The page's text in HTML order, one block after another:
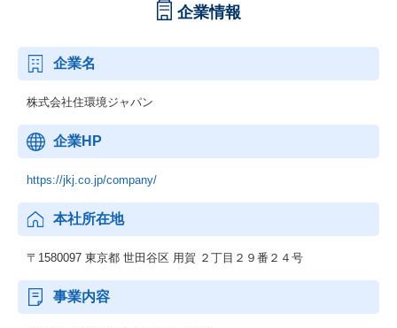
企業情報
企業名
株式会社住環境ジャパン
企業HP
https://jkj.co.jp/company/
本社所在地
〒1580097 東京都 世田谷区 用賀 ２丁目２９番２４号
事業内容